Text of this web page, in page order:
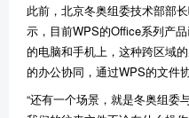
此前，北京冬奥组委技术部部
示，目前WPS的Office系列产
的电脑和手机上，这种跨区域
的办公协同，通过WPS的文件
“还有一个场景，就是冬奥组委